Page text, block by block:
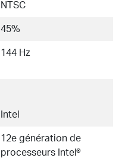
NTSC
45%
144 Hz
Intel
12e génération de
processeurs Intel®